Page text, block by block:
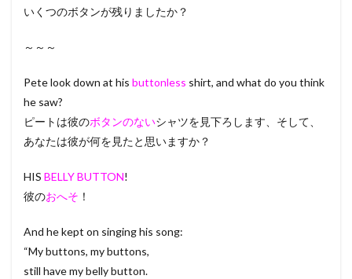
いくつのボタンが残りましたか？
～～～
Pete look down at his buttonless shirt, and what do you think
he saw?
ピートは彼のボタンのないシャツを見下ろします、そして、
あなたは彼が何を見たと思いますか？
HIS BELLY BUTTON!
彼のおへそ ！
And he kept on singing his song:
“My buttons, my buttons,
still have my belly button.